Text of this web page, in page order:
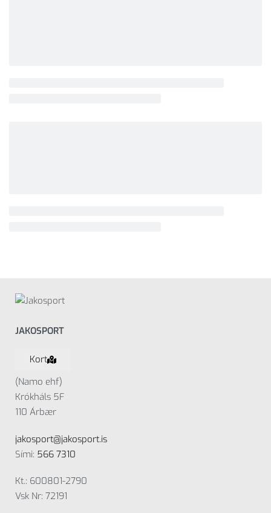
JAKOSPORT
Kort
(Namo ehf)
Krókháls 5F
110 Árbær
jakosport@jakosport.is
Sími: 566 7310
Kt.: 600801-2790
Vsk Nr: 72191